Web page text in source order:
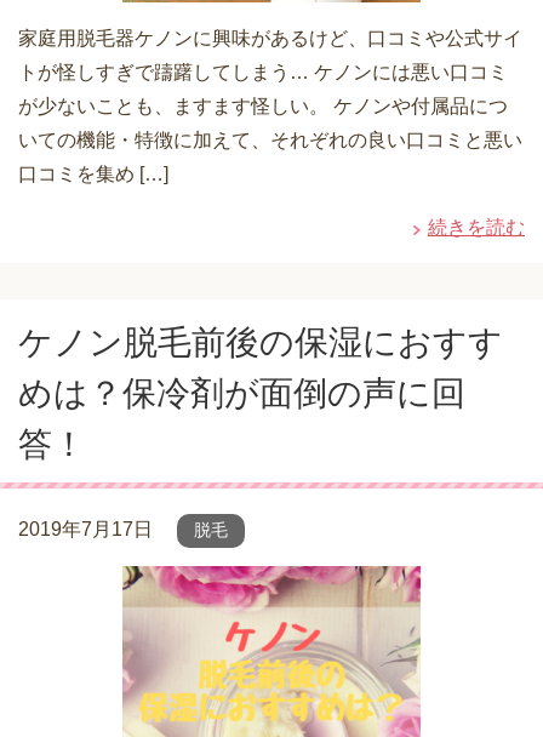
家庭用脱毛器ケノンに興味があるけど、口コミや公式サイ
トが怪しすぎで躊躇してしまう… ケノンには悪い口コミ
が少ないことも、ますます怪しい。 ケノンや付属品につ
いての機能・特徴に加えて、それぞれの良い口コミと悪い
口コミを集め […]
続きを読む
ケノン脱毛前後の保湿におすす
めは？保冷剤が面倒の声に回
答！
2019年7月17日 脱毛